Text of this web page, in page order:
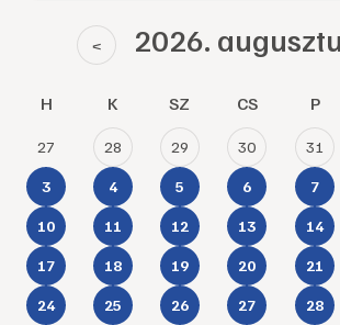
< 2026.
H K SZ CS P
27 28 29 30 31
3 4 5 6 7
10 11 12 13 14
17 18 19 20 21
24 25 26 27 28